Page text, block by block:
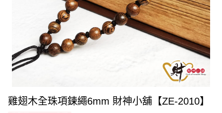
雞翅木全珠項鍊繩6mm 財神小舖【ZE-2010】